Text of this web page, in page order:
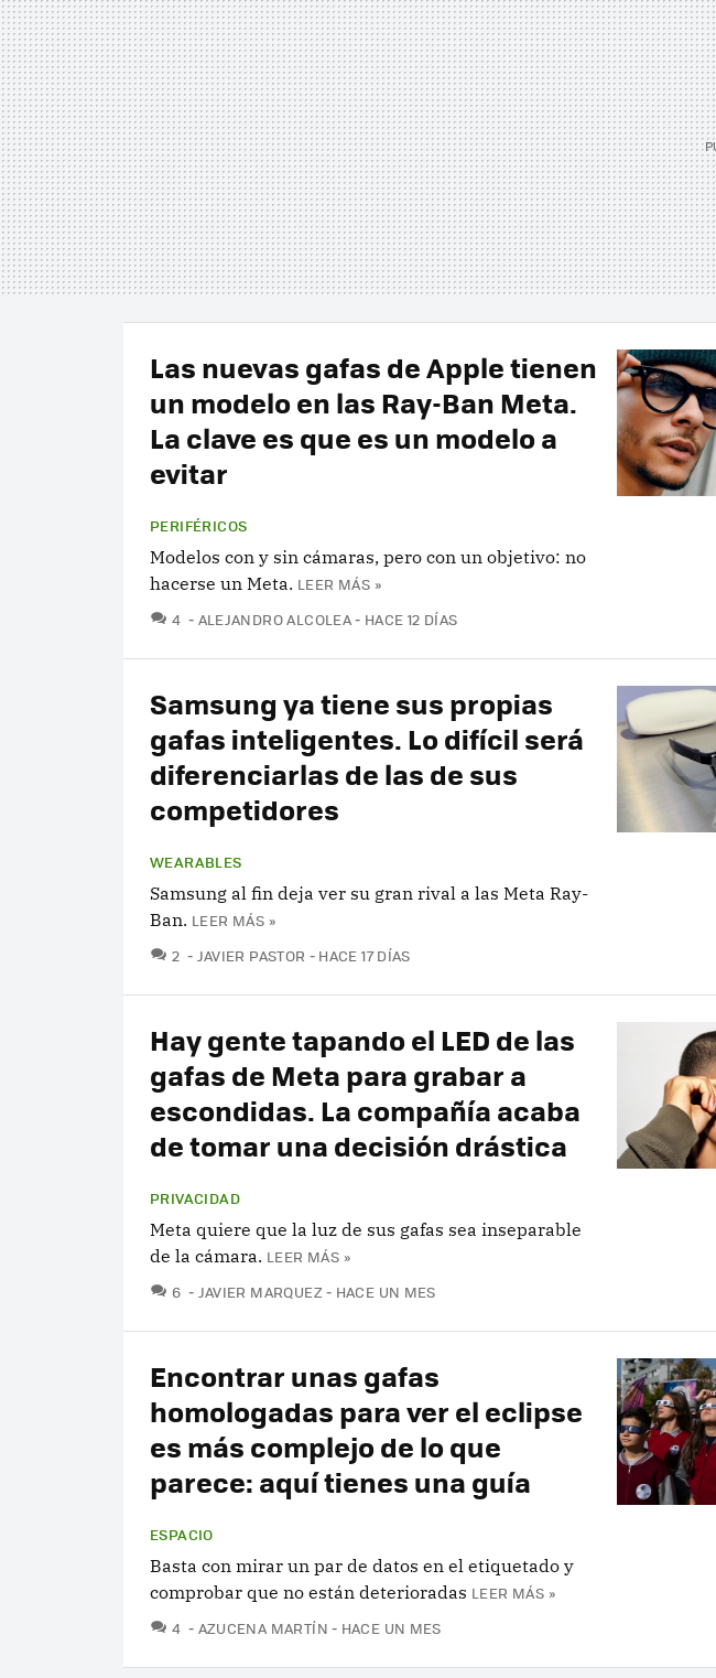
Las nuevas gafas de Apple tienen
un modelo en las Ray-Ban Meta.
La clave es que es un modelo a
evitar
PERIFÉRICOS
Modelos con y sin cámaras, pero con un objetivo: no
hacerse un Meta. LEER MÁS »
4 COMENTARIOS
ALEJANDRO ALCOLEA HACE 12 DÍAS
Samsung ya tiene sus propias
gafas inteligentes. Lo difícil será
diferenciarlas de las de sus
competidores
WEARABLES
Samsung al fin deja ver su gran rival a las Meta Ray-
Ban. LEER MÁS »
2 COMENTARIOS
JAVIER PASTOR HACE 17 DÍAS
Hay gente tapando el LED de las
gafas de Meta para grabar a
escondidas. La compañía acaba
de tomar una decisión drástica
PRIVACIDAD
Meta quiere que la luz de sus gafas sea inseparable
de la cámara. LEER MÁS »
6 COMENTARIOS
JAVIER MARQUEZ HACE UN MES
Encontrar unas gafas
homologadas para ver el eclipse
es más complejo de lo que
parece: aquí tienes una guía
ESPACIO
Basta con mirar un par de datos en el etiquetado y
comprobar que no están deterioradas LEER MÁS »
4 COMENTARIOS
AZUCENA MARTÍN HACE UN MES